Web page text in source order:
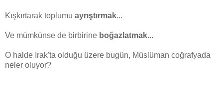
Kışkırtarak toplumu ayrıştırmak...
Ve mümkünse de birbirine boğazlatmak...
O halde Irak'ta olduğu üzere bugün, Müslüman coğrafyada
neler oluyor?